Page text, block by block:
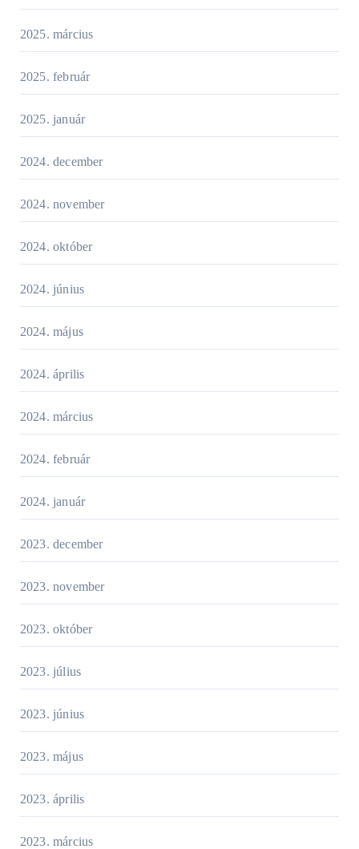
2025. március
2025. február
2025. január
2024. december
2024. november
2024. október
2024. június
2024. május
2024. április
2024. március
2024. február
2024. január
2023. december
2023. november
2023. október
2023. július
2023. június
2023. május
2023. április
2023. március